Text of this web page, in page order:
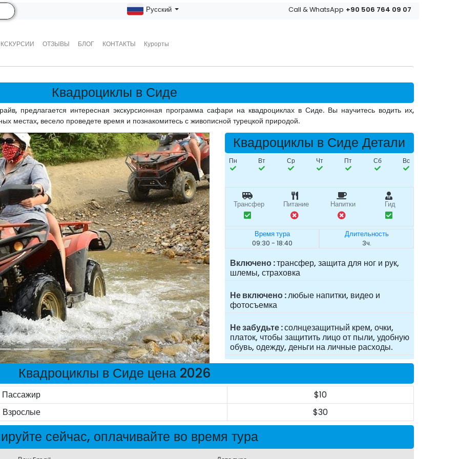
ОТЗЫВЫ БЛОГ КОНТАКТЫ Курорты
Русский Call & WhatsApp +90 506 764 09 07
Квадроциклы в Сиде
предлагается интересная экскурсионная программа сафари на квадроциклах в Сиде. Вы научитесь водить их,
местах, весело проведете время и познакомитесь с живописной турецкой природой.
Квадроциклы в Сиде Детали
Пн Вт Ср Чт Пт Сб Вс
Трансфер Питание Напитки Гид
Время тура
09:30 - 18:40
Длительность
3ч.
Включено трансфер, защита для ног и рук,
шлемы, страховка
Не включено любые напитки, видео и
фотосъемка
Не забудьте солнцезащитный крем, очки,
платок, чтобы защитить лицо от пыли, удобную
обувь, одежду, деньги на личные расходы.
Квадроциклы в Сиде цена 2026
Пассажир
$10
Взрослые
$30
сейчас, оплачивайте во время тура